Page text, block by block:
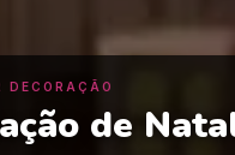
DECORAÇÃO
de